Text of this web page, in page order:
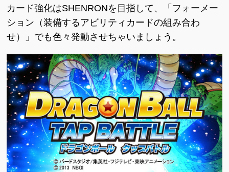
カード強化はSHENRONを目指して、「フォーメー
ション（装備するアビリティカードの組み合わ
せ）」でも色々発動させちゃいましょう。